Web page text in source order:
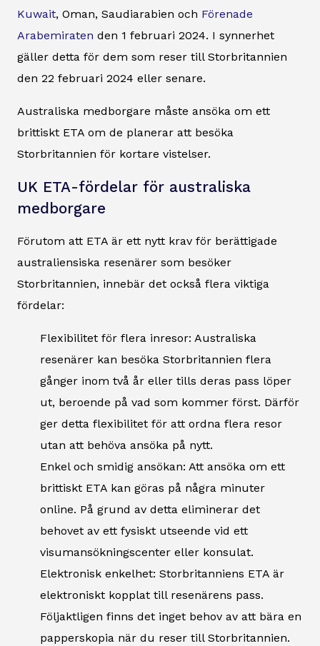
Kuwait, Oman, Saudiarabien och Förenade
Arabemiraten den 1 februari 2024. I synnerhet
gäller detta för dem som reser till Storbritannien
den 22 februari 2024 eller senare.
Australiska medborgare måste ansöka om ett
brittiskt ETA om de planerar att besöka
Storbritannien för kortare vistelser.
UK ETA-fördelar för australiska
medborgare
Förutom att ETA är ett nytt krav för berättigade
australiensiska resenärer som besöker
Storbritannien, innebär det också flera viktiga
fördelar:
Flexibilitet för flera inresor: Australiska
resenärer kan besöka Storbritannien flera
gånger inom två år eller tills deras pass löper
ut, beroende på vad som kommer först. Därför
ger detta flexibilitet för att ordna flera resor
utan att behöva ansöka på nytt.
Enkel och smidig ansökan: Att ansöka om ett
brittiskt ETA kan göras på några minuter
online. På grund av detta eliminerar det
behovet av ett fysiskt utseende vid ett
visumansökningscenter eller konsulat.
Elektronisk enkelhet: Storbritanniens ETA är
elektroniskt kopplat till resenärens pass.
Följaktligen finns det inget behov av att bära en
papperskopia när du reser till Storbritannien.